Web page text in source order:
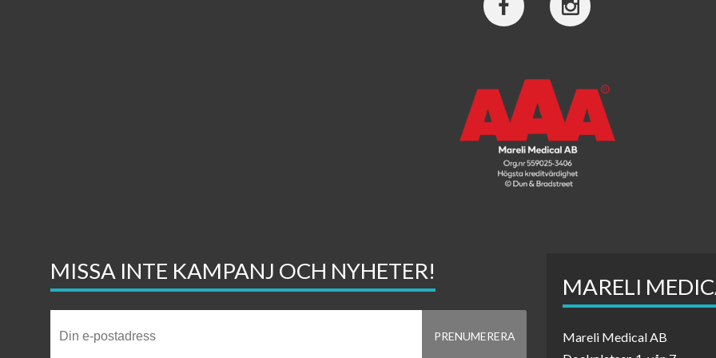
MISSA INTE KAMPANJ OCH NYHETER!
MARELI
Mareli Medical AB